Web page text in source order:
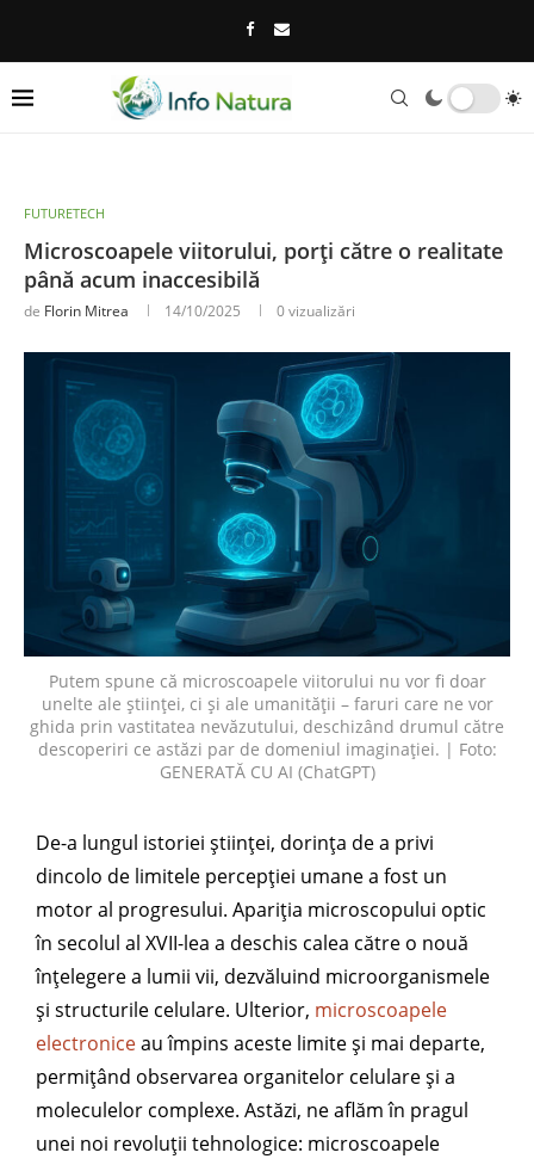
FUTURETECH
Microscoapele viitorului, porți către o realitate
până acum inaccesibilă
de Florin Mitrea 14/10/2025 0vizualizări
Putem spune că microscoapele viitorului nu vor fi doar
unelte ale științei, ci și ale umanității – faruri care ne vor
ghida prin vastitatea nevăzutului, deschizând drumul către
descoperiri ce astăzi par de domeniul imaginației. | Foto:
GENERATĂ CU AI (ChatGPT)
De-a lungul istoriei științei, dorința de a privi
dincolo de limitele percepției umane a fost un
motor al progresului. Apariția microscopului optic
în secolul al XVII-lea a deschis calea către o nouă
înțelegere a lumii vii, dezvăluind microorganismele
și structurile celulare. Ulterior, microscoapele
electroniceau împins aceste limite și mai departe,
permițând observarea organitelor celulare și a
moleculelor complexe. Astăzi, ne aflăm în pragul
unei noi revoluții tehnologice: microscoapele